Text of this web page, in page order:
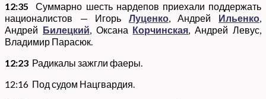
12:35Суммарно шесть нардепов приехали поддержать
националистов — Игорь Луценко, Андрей Ильенко,
Андрей Билецкий, Оксана Корчинская, Андрей Левус,
Владимир Парасюк.
12:23 Радикалы зажгли фаеры.
12:16 Под судом Нацгвардия.